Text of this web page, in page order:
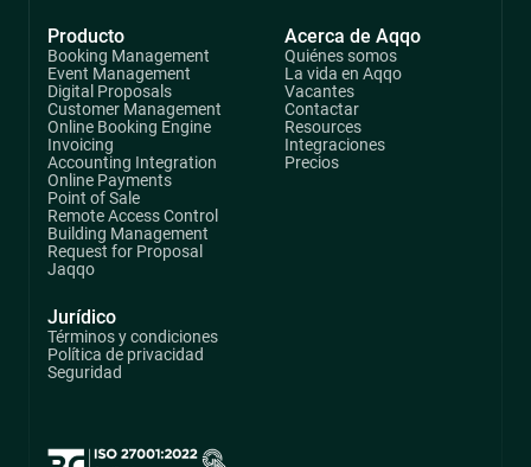
Producto
Booking Management
Event Management
Digital Proposals
Customer Management
Online Booking Engine
Invoicing
Accounting Integration
Online Payments
Point of Sale
Remote Access Control
Building Management
Request for Proposal
Jaqqo
Acerca de Aqqo
Quiénes somos
La vida en Aqqo
Vacantes
Contactar
Resources
Integraciones
Precios
Jurídico
Términos y condiciones
Política de privacidad
Seguridad